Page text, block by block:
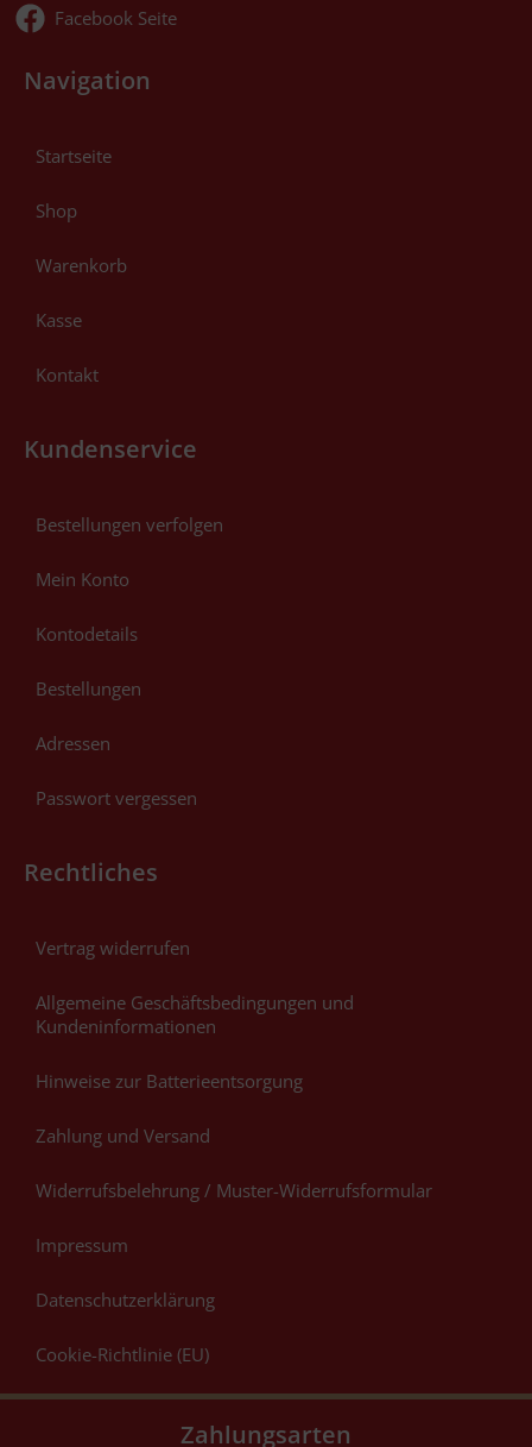
Facebook Seite
Navigation
Startseite
Shop
Warenkorb
Kasse
Kontakt
Kundenservice
Bestellungen verfolgen
Mein Konto
Kontodetails
Bestellungen
Adressen
Passwort vergessen
Rechtliches
Vertrag widerrufen
Allgemeine Geschäftsbedingungen und
Kundeninformationen
Hinweise zur Batterieentsorgung
Zahlung und Versand
Widerrufsbelehrung / Muster-Widerrufsformular
Impressum
Datenschutzerklärung
Cookie-Richtlinie (EU)
Zahlungsarten